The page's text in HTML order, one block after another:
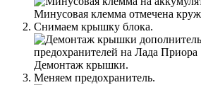
Минусовая клемма отмечена
Снимаем крышку блока.
Демонтаж крышки.
Меняем предохранитель.